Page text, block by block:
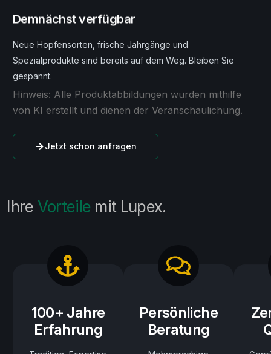
Demnächst verfügbar
Neue Hopfensorten, frische Jahrgänge und
Spezialprodukte sind bereits auf dem Weg. Bleiben Sie
gespannt.
Hinweis: Alle Produktabbildungen wurden mithilfe
von KI erstellt und dienen der Veranschaulichung.
Jetzt schon anfragen
Ihre Vorteile mit Lupex.
100+ Jahre
Erfahrung
Persönliche
Beratung